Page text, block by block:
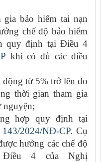
bảo hiểm tai nạn
chế độ bảo hiểm
quy định tại Điều 4
khi có đủ các điều
từ 5% trở lên do
thời gian tham gia
nguyện;
hợp quy định tại
143/2024/NĐ-CP. Cụ
hưởng các chế độ
4 của Nghị